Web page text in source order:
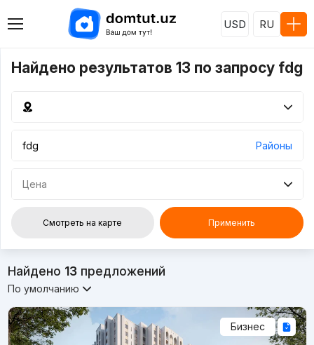
USD RU
Найдено результатов 13 по запросу fdg
Районы
Цена
Смотреть на карте Применить
Найдено 13предложений
По умолчанию
Бизнес